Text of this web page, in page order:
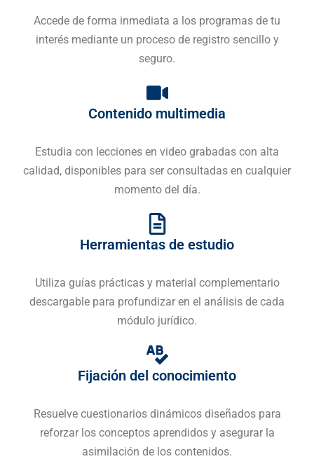
Accede de forma inmediata a los programas de tu
interés mediante un proceso de registro sencillo y
seguro.
Contenido multimedia
Estudia con lecciones en video grabadas con alta
calidad, disponibles para ser consultadas en cualquier
momento del día.
Herramientas de estudio
Utiliza guías prácticas y material complementario
descargable para profundizar en el análisis de cada
módulo jurídico.
Fijación del conocimiento
Resuelve cuestionarios dinámicos diseñados para
reforzar los conceptos aprendidos y asegurar la
asimilación de los contenidos.